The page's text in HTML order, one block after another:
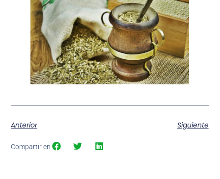
Anterior Siguiente
Compartir en